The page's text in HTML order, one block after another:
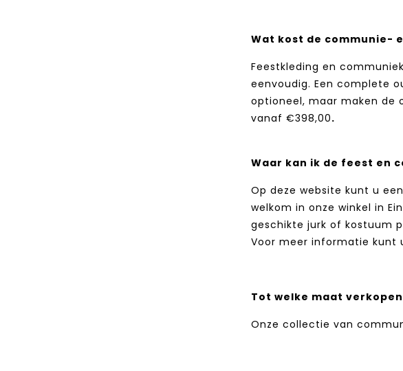
Wat kost de communie-
Feestkleding en
eenvoudig. Een complete
optioneel, maar maken de
vanaf €398,00.
Waar kan ik de feest en
Op deze website kunt u
welkom in onze winkel in
geschikte jurk of kostuum
Voor meer informatie kunt
Tot welke maat
Onze collectie van